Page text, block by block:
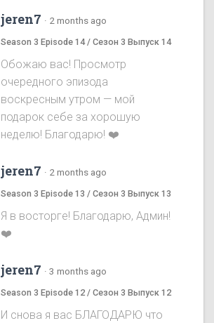
jeren7 · 2 months ago
Season 3 Episode 14 / Сезон 3 Выпуск 14
Обожаю вас! Просмотр
очередного эпизода
воскресным утром — мой
подарок себе за хорошую
неделю! Благодарю! ❤️
jeren7 · 2 months ago
Season 3 Episode 13 / Сезон 3 Выпуск 13
Я в восторге! Благодарю, Админ!
❤️
jeren7 · 3 months ago
Season 3 Episode 12 / Сезон 3 Выпуск 12
И снова я вас БЛАГОДАРЮ что